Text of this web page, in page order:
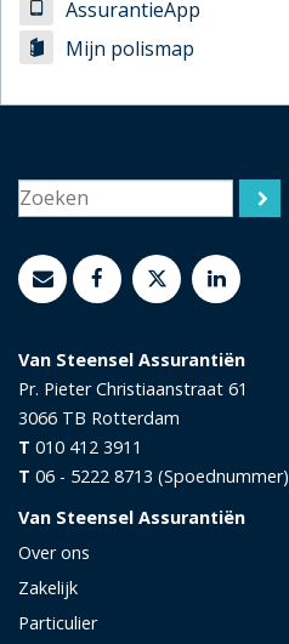
AssurantieApp
Mijn polismap
Van Steensel Assurantiën
Pr. Pieter Christiaanstraat 61
3066 TB Rotterdam
T 010 412 3911
T 06 - 5222 8713 (Spoednummer)
Van Steensel Assurantiën
Over ons
Zakelijk
Particulier